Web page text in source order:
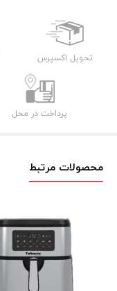
تحویل اکسپرس
پرداخت در محل
محصولات مرتبط